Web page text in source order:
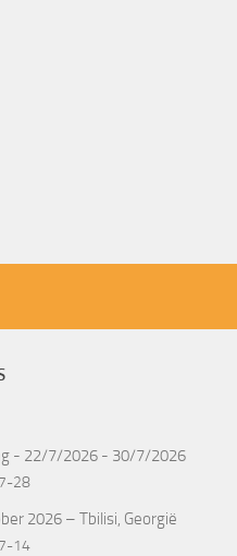
- 22/7/2026 - 30/7/2026
28
2026 – Tbilisi, Georgië
14